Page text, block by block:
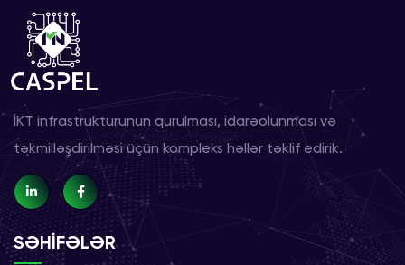
İKT infrastrukturunun qurulması, idarəolunması və
təkmilləşdirilməsi üçün kompleks həllər təklif edirik.
SƏHİFƏLƏR